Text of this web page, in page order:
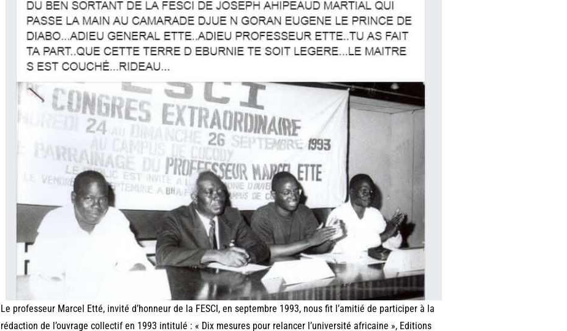
Le professeur Marcel Etté, invité d’honneur de la FESCI, en septembre 1993, nous fit l’amitié de participer à la
rédaction de l’ouvrage collectif en 1993 intitulé : « Dix mesures pour relancer l’université africaine », Editions